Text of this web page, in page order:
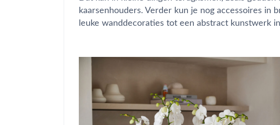
kaarsenhouders. Verder kun je nog accessoires in
leuke wanddecoraties tot een abstract kunstwerk